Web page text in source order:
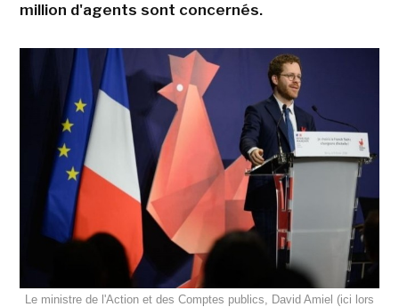
million d'agents sont concernés.
Le ministre de l'Action et des Comptes publics, David Amiel (ici lors